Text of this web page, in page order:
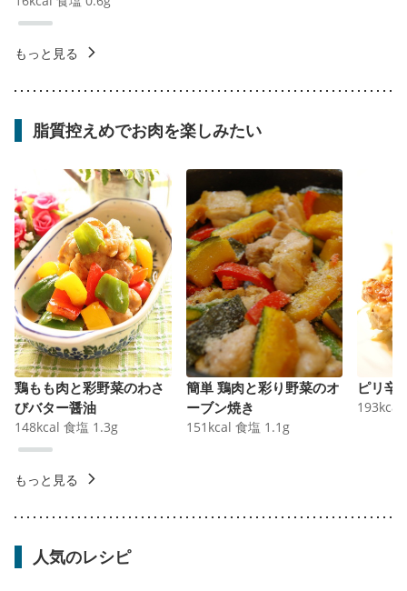
もっと見る
脂質控えめでお肉を楽しみたい
鶏もも肉と彩野菜のわさ
びバター醤油
148kcal 食塩 1.3g
簡単 鶏肉と彩り野菜のオ
ーブン焼き
151 kcal 食塩 1.1 g
ピリ辛
193kcal
もっと見る
人気のレシピ